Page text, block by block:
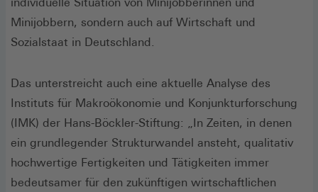
Minijobbern, sondern auch auf Wirtschaft und
Sozialstaat in Deutschland.
Das unterstreicht auch eine aktuelle Analyse des
Instituts für Makroökonomie und Konjunkturforschung
(IMK) der Hans-Böckler-Stiftung: „In Zeiten, in denen
ein grundlegender Strukturwandel ansteht, qualitativ
hochwertige Fertigkeiten und Tätigkeiten immer
bedeutsamer für den zukünftigen wirtschaftlichen